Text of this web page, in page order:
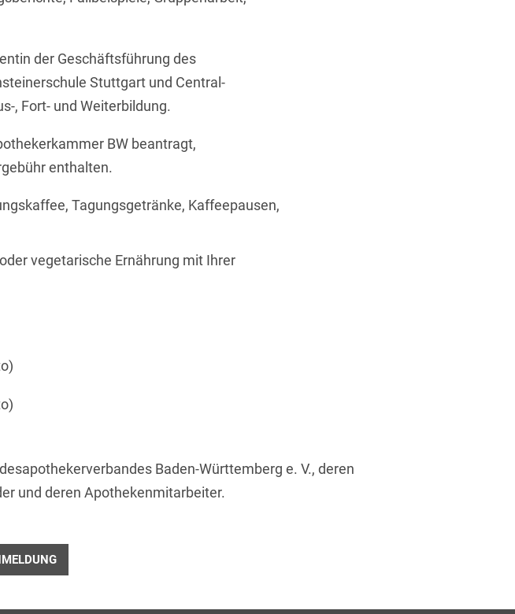
der Geschäftsführung des
Stuttgart und Central-
, Fort- und Weiterbildung.
BW beantragt,
enthalten.
Tagungsgetränke, Kaffeepausen,
vegetarische Ernährung mit Ihrer
Baden-Württemberg e. V., deren
und deren Apothekenmitarbeiter.